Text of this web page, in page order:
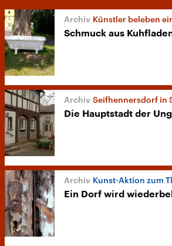
Künstler beleben
Schmuck aus
Seifhennersdorf in
Die Hauptstadt der
Kunst-Aktion zum
Ein Dorf wird